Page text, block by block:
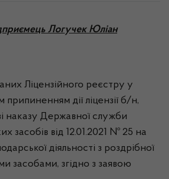
Логучек Юліан
Ліцензійного реєстру у
припиненням дії ліцензії б/н,
наказу Державної служби
засобів від 12.01.2021 № 25 на
діяльності з роздрібної
засобами, згідно з заявою